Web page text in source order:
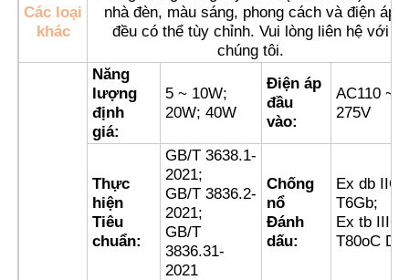
Sản phẩm
Về chúng tôi
Tham quan nhà máy
Kiểm soát chất lượng
Các loại
khác
nhà đèn, màu sáng, phong cách và điện áp
đều có thể tùy chỉnh. Vui lòng liên hệ với
chúng tôi.
Năng
lượng
định
giá:
5 ~ 10W;
20W; 40W
Điện áp
đầu
vào:
AC110 ~
275V
Thực
hiện
Tiêu
chuẩn:
GB/T 3638.1-
2021;
GB/T 3836.2-
2021;
GB/T
3836.31-
2021
Chống
nổ
Đánh
dấu:
Ex db IIC
T6Gb;
Ex tb IIIC
T80oC Db